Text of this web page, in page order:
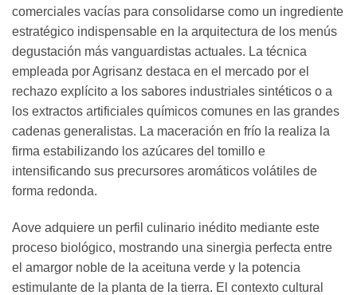
comerciales vacías para consolidarse como un ingrediente
estratégico indispensable en la arquitectura de los menús
degustación más vanguardistas actuales. La técnica
empleada por Agrisanz destaca en el mercado por el
rechazo explícito a los sabores industriales sintéticos o a
los extractos artificiales químicos comunes en las grandes
cadenas generalistas. La maceración en frío la realiza la
firma estabilizando los azúcares del tomillo e
intensificando sus precursores aromáticos volátiles de
forma redonda.
Aove adquiere un perfil culinario inédito mediante este
proceso biológico, mostrando una sinergia perfecta entre
el amargor noble de la aceituna verde y la potencia
estimulante de la planta de la tierra. El contexto cultural